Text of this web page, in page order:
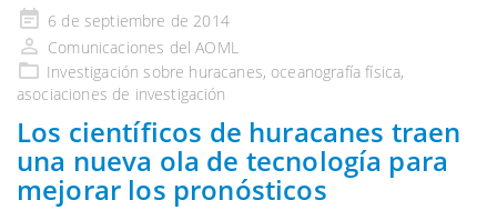
Publicado
en
6 de septiembre de 2014
Comunicaciones del AOML
Investigación sobre huracanes, oceanografía física,
asociaciones de investigación
Los científicos de huracanes traen
una nueva ola de tecnología para
mejorar los pronósticos